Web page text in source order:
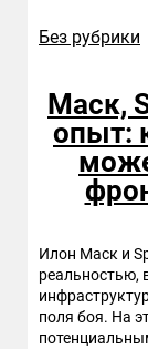
Без рубрики
Маск,
опыт:
Илон Маск и
реальностью,
поля боя. На